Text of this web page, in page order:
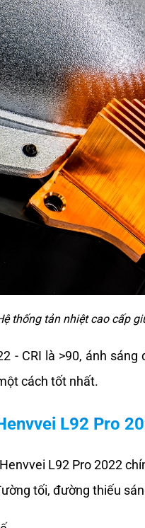
thống tản nhiệt cao cấp
- CRI là >90, ánh
cách tốt nhất.
L92 Pro
L92 Pro 2022
tối, đường thiếu